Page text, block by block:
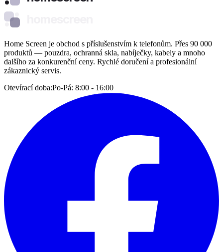
Home Screen je obchod s příslušenstvím k telefonům. Přes 90 000
produktů — pouzdra, ochranná skla, nabíječky, kabely a mnoho
dalšího za konkurenční ceny. Rychlé doručení a profesionální
zákaznický servis.
Otevírací doba:Po-Pá: 8:00 - 16:00